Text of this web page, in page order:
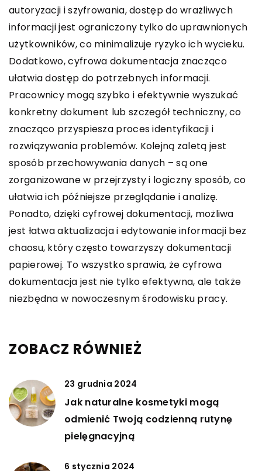
autoryzacji i szyfrowania, dostęp do wrażliwych
informacji jest ograniczony tylko do uprawnionych
użytkowników, co minimalizuje ryzyko ich wycieku.
Dodatkowo, cyfrowa dokumentacja znacząco
ułatwia dostęp do potrzebnych informacji.
Pracownicy mogą szybko i efektywnie wyszukać
konkretny dokument lub szczegół techniczny, co
znacząco przyspiesza proces identyfikacji i
rozwiązywania problemów. Kolejną zaletą jest
sposób przechowywania danych – są one
zorganizowane w przejrzysty i logiczny sposób, co
ułatwia ich późniejsze przeglądanie i analizę.
Ponadto, dzięki cyfrowej dokumentacji, możliwa
jest łatwa aktualizacja i edytowanie informacji bez
chaosu, który często towarzyszy dokumentacji
papierowej. To wszystko sprawia, że cyfrowa
dokumentacja jest nie tylko efektywna, ale także
niezbędna w nowoczesnym środowisku pracy.
ZOBACZ RÓWNIEŻ
23 grudnia 2024
Jak naturalne kosmetyki mogą
odmienić Twoją codzienną rutynę
pielęgnacyjną
6 stycznia 2024